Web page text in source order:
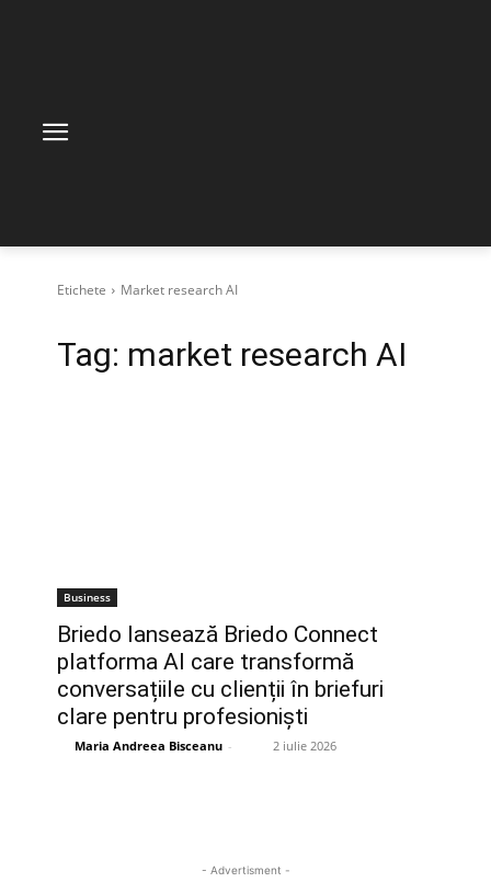
Etichete Market research AI
Tag: market research AI
Business
Briedo lansează Briedo Connect
platforma AI care transformă
conversațiile cu clienții în briefuri
clare pentru profesioniști
Maria Andreea Bisceanu - 2 iulie 2026
- Advertisment -